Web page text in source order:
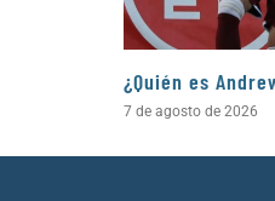
¿Quién es
7 de agosto de 2026